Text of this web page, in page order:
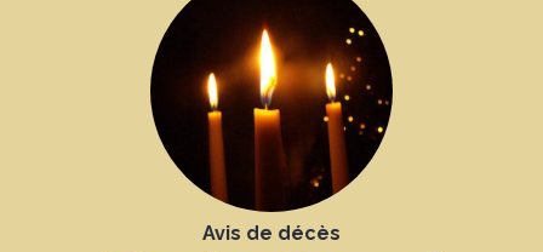
Avis de décès